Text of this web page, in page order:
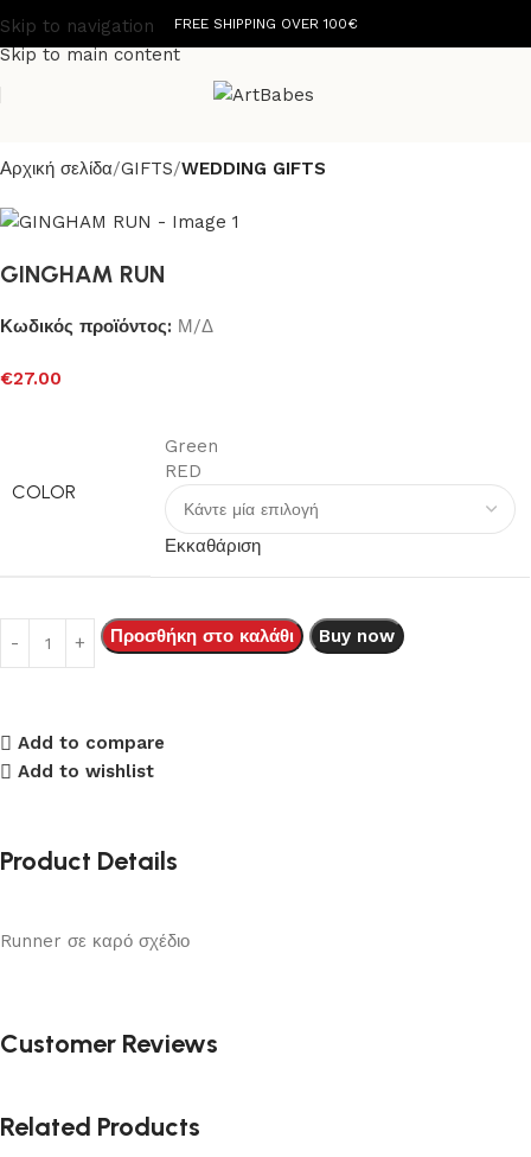
Skip to navigation
Skip to main content
FREE SHIPPING OVER 100€
Αρχική σελίδα GIFTS WEDDING GIFTS
GINGHAM RUN
Κωδικός προϊόντος: Μ/Δ
€27.00
COLOR
Green
RED
Εκκαθάριση
Προσθήκη στο καλάθι Buy now
Add to compare
Add to wishlist
Product Details
Runner σε καρό σχέδιο
Customer Reviews
Related Products